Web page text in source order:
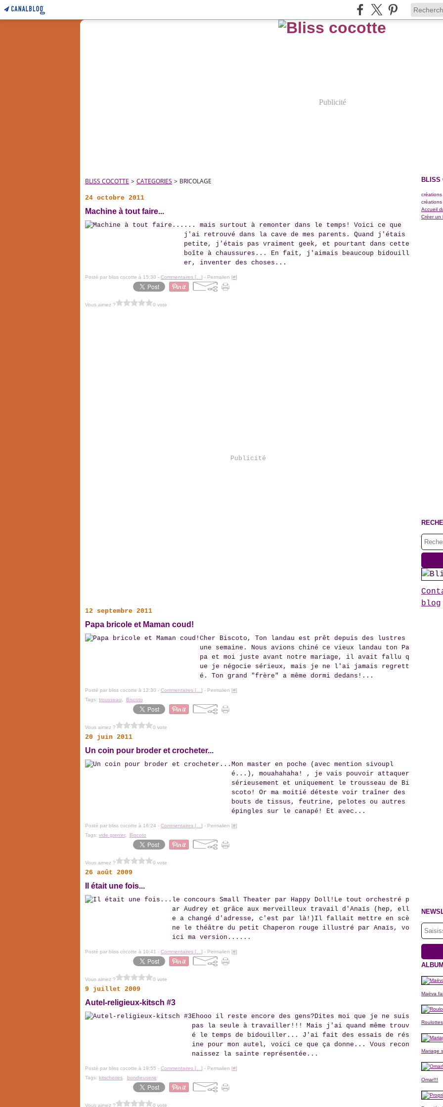
Publicité
BLISS COCOTTE > CATEGORIES > BRICOLAGE
24 octobre 2011
Machine à tout faire...
... mais surtout à remonter dans le temps! Voici ce que
j'ai retrouvé dans la cave de mes parents. Quand j'étais
petite, j'étais pas vraiment geek, et pourtant dans cette
boîte à chaussures... En fait, j'aimais beaucoup bidouill
er, inventer des choses...
Posté par bliss cocotte à 15:30 - Commentaires [ ] - Permalien [#]
Vous aimez ? 0 vote
Publicité
12 septembre 2011
Papa bricole et Maman coud!
Cher Biscoto, Ton landau est prêt depuis des lustres
une semaine. Nous avions chiné ce vieux landau ton Pa
pa et moi juste avant notre mariage, il avait fallu q
ue je négocie sérieux, mais je ne l'ai jamais regrett
é. Ton grand "frère" a même dormi dedans!...
Posté par bliss cocotte à 12:30 - Commentaires [ ] - Permalien [#]
Tags: trousseau Biscoto
Vous aimez ? 0 vote
20 juin 2011
Un coin pour broder et crocheter...
Mon master en poche (avec mention sivoupl
é...), mouahahaha! , je vais pouvoir attaquer
sérieusement et uniquement le trousseau de Bi
scoto! Or ma moitié déteste voir traîner des
bouts de tissus, feutrine, pelotes ou autres
épingles sur le canapé! Et avec...
Posté par bliss cocotte à 16:24 - Commentaires [ ] - Permalien [#]
Tags: vide grenier, Biscoto
Vous aimez ? 0 vote
26 août 2009
Il était une fois...
le concours Small Theater par Happy Doll!Le tout orchestré p
ar Audrey et grâce aux merveilleux travail d'Anaïs (hep, ell
e a changé d'adresse, c'est par là!)Il fallait mettre en scè
ne le théâtre du petit Chaperon rouge illustré par Anaïs, vo
ici ma version......
Posté par bliss cocotte à 10:41 - Commentaires [ ] - Permalien [#]
Vous aimez ? 0 vote
9 juillet 2009
Autel-religieux-kitsch #3
Ehooo il reste encore des gens?Dites moi que je ne suis
pas la seule à travailler!!! Mais j'ai quand même trouv
é le temps de bidouiller... J'ai fait des essais de rés
ine pour mon autel, voici ce que ça donne... Vous recon
naissez la sainte représentée...
Posté par bliss cocotte à 19:55 - Commentaires [ ] - Permalien [#]
Tags: kitscheries bondieuserie
Vous aimez ? 0 vote
BLISS
créations
Accueil
Créer un
blog
Maëva
Roulottes
Mariage
Omar!!!